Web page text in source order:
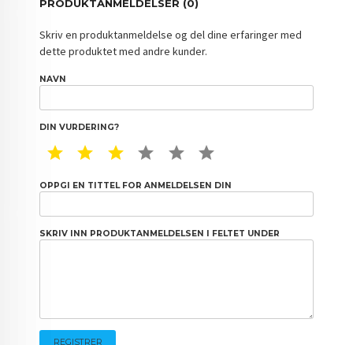
PRODUKTANMELDELSER (0)
Skriv en produktanmeldelse og del dine erfaringer med
dette produktet med andre kunder.
NAVN
DIN VURDERING?
1 STAR2 STAR3 STAR4 STAR5 STAR
OPPGI EN TITTEL FOR ANMELDELSEN DIN
SKRIV INN PRODUKTANMELDELSEN I FELTET UNDER